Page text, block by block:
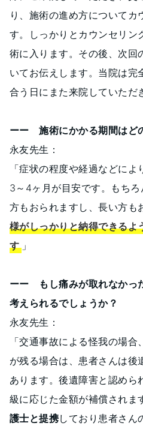
り、施術の進め方についてカ
す。しっかりとカウンセリン
術に入ります。その後、次回
いてお伝えします。当院は完
合う日にまた来院していただ
ーー 施術にかかる期間はど
永友先生：
「症状の程度や経過などに
3～4ヶ月が目安です。もち
方もおられますし、長い方も
様がしっかりと納得できるよ
す」
ーー もし痛みが取れなかっ
考えられるでしょうか？
永友先生：
「交通事故による怪我の場
が残る場合は、患者さんは後
あります。後遺障害と認めら
級に応じた金額が補償されま
護士と提携しており患者さん